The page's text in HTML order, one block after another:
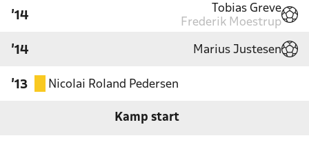
'14
Tobias Greve
Frederik Moestrup
'14 Marius Justesen
'13 Nicolai Roland Pedersen
Kamp start